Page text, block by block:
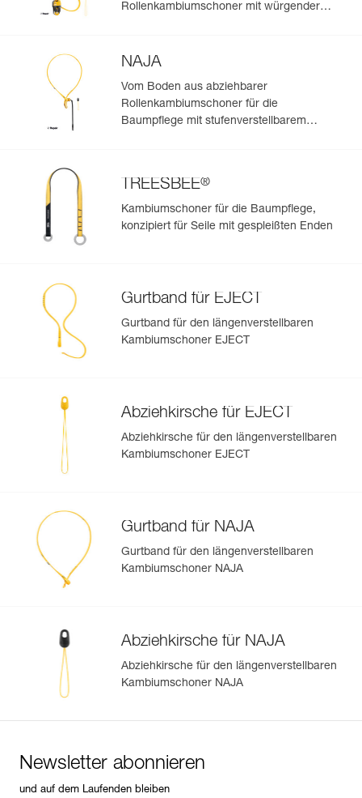
Rollenkambiumschoner mit würgender
NAJA
Vom Boden aus abziehbarer
Rollenkambiumschoner für die
Baumpflege mit stufenverstellbarem
TREESBEE®
Kambiumschoner für die Baumpflege,
konzipiert für Seile mit gespleißten Enden
Gurtband für EJECT
Gurtband für den längenverstellbaren
Kambiumschoner EJECT
Abziehkirsche für EJECT
Abziehkirsche für den längenverstellbaren
Kambiumschoner EJECT
Gurtband für NAJA
Gurtband für den längenverstellbaren
Kambiumschoner NAJA
Abziehkirsche für NAJA
Abziehkirsche für den längenverstellbaren
Kambiumschoner NAJA
Newsletter abonnieren
und auf dem Laufenden bleiben